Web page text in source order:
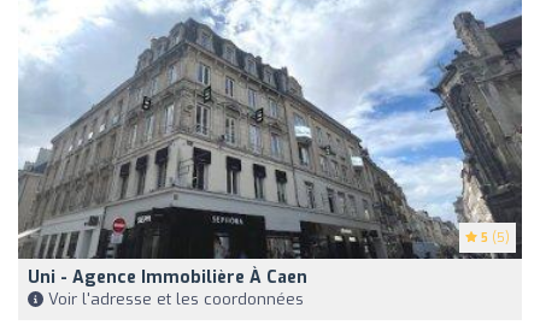
5 (5)
Uni - Agence Immobilière À Caen
Voir l'adresse et les coordonnées